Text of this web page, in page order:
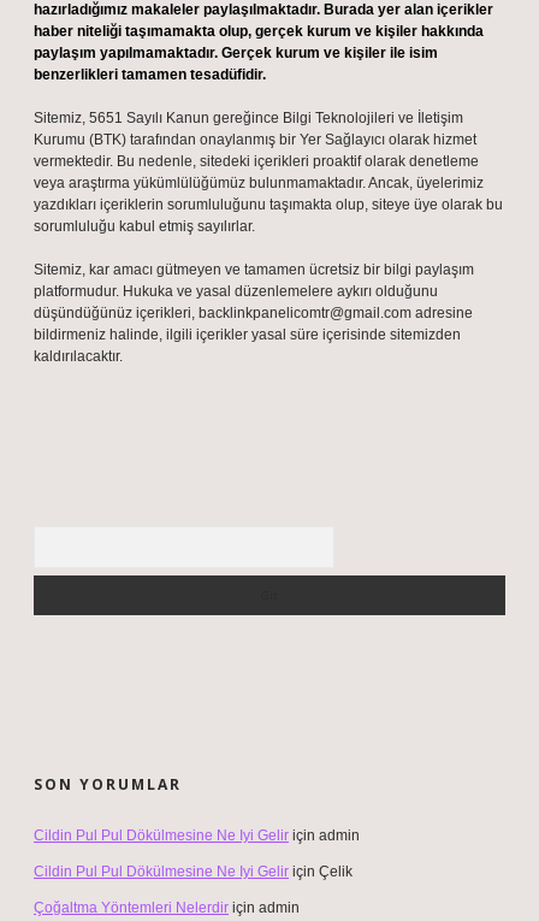
hazırladığımız makaleler paylaşılmaktadır. Burada yer alan içerikler
haber niteliği taşımamakta olup, gerçek kurum ve kişiler hakkında
paylaşım yapılmamaktadır. Gerçek kurum ve kişiler ile isim
benzerlikleri tamamen tesadüfidir.
Sitemiz, 5651 Sayılı Kanun gereğince Bilgi Teknolojileri ve İletişim
Kurumu (BTK) tarafından onaylanmış bir Yer Sağlayıcı olarak hizmet
vermektedir. Bu nedenle, sitedeki içerikleri proaktif olarak denetleme
veya araştırma yükümlülüğümüz bulunmamaktadır. Ancak, üyelerimiz
yazdıkları içeriklerin sorumluluğunu taşımakta olup, siteye üye olarak bu
sorumluluğu kabul etmiş sayılırlar.
Sitemiz, kar amacı gütmeyen ve tamamen ücretsiz bir bilgi paylaşım
platformudur. Hukuka ve yasal düzenlemelere aykırı olduğunu
düşündüğünüz içerikleri, backlinkpanelicomtr@gmail.com adresine
bildirmeniz halinde, ilgili içerikler yasal süre içerisinde sitemizden
kaldırılacaktır.
SON YORUMLAR
Cildin Pul Pul Dökülmesine Ne Iyi Gelir için admin
Cildin Pul Pul Dökülmesine Ne Iyi Gelir için Çelik
Çoğaltma Yöntemleri Nelerdir için admin